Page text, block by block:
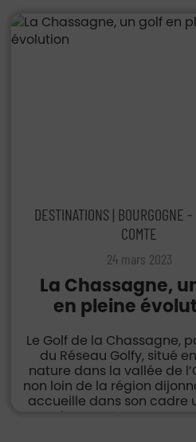
DESTINATIONS | BOURGOGNE
COMTE
24 mars 2023
La Chassagne,
en pleine
Le Golf de la Chassagne,
du Réseau Golfy, situé
nature dans la vallée de
non loin de la région
accueille dans son cadre
charmant. Zoom sur